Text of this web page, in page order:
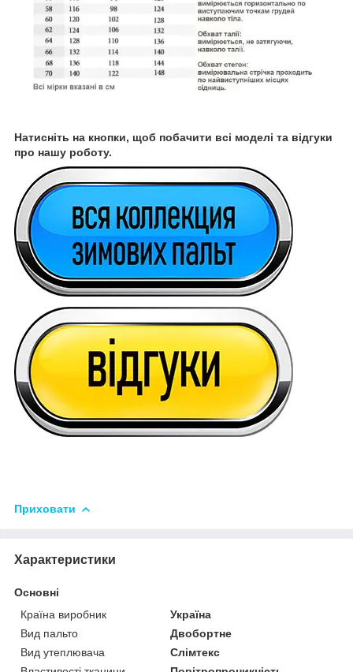
Натисніть на кнопки, щоб побачити всі моделі та відгуки
про нашу роботу.
Приховати
Характеристики
Основні
Країна виробник
Україна
Вид пальто
Двобортне
Вид утеплювача
Слімтекс